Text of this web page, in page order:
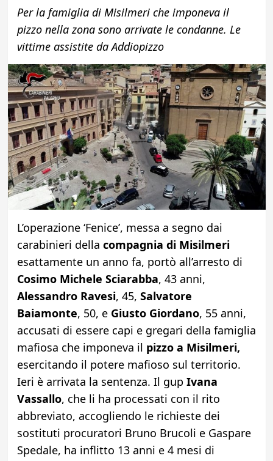
Per la famiglia di Misilmeri che imponeva il
pizzo nella zona sono arrivate le condanne. Le
vittime assistite da Addiopizzo
L’operazione ‘Fenice’, messa a segno dai
carabinieri della compagnia di Misilmeri
esattamente un anno fa, portò all’arresto di
Cosimo Michele Sciarabba, 43 anni,
Alessandro Ravesi, 45, Salvatore
Baiamonte, 50, e Giusto Giordano, 55 anni,
accusati di essere capi e gregari della famiglia
mafiosa che imponeva il pizzo a Misilmeri,
esercitando il potere mafioso sul territorio.
Ieri è arrivata la sentenza. Il gup Ivana
Vassallo, che li ha processati con il rito
abbreviato, accogliendo le richieste dei
sostituti procuratori Bruno Brucoli e Gaspare
Spedale, ha inflitto 13 anni e 4 mesi di